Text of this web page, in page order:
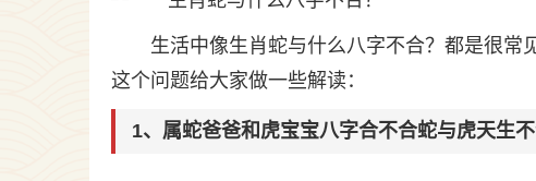
生活中像生肖蛇与什么八字不合？都是很
这个问题给大家做一些解读：
1、属蛇爸爸和虎宝宝八字合不合蛇与虎天生不